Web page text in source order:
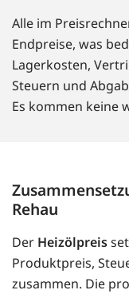
Alle im
Endpreise, was
Lagerkosten,
Steuern und
Es kommen keine
Rehau
Der Heizölpreis
Produktpreis,
zusammen. Die